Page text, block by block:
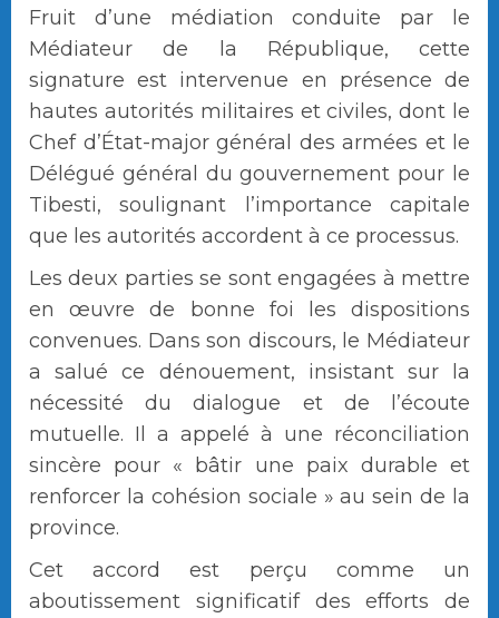
Fruit d’une médiation conduite par le
Médiateur de la République, cette
signature est intervenue en présence de
hautes autorités militaires et civiles, dont le
Chef d’État-major général des armées et le
Délégué général du gouvernement pour le
Tibesti, soulignant l’importance capitale
que les autorités accordent à ce processus.
Les deux parties se sont engagées à mettre
en œuvre de bonne foi les dispositions
convenues. Dans son discours, le Médiateur
a salué ce dénouement, insistant sur la
nécessité du dialogue et de l’écoute
mutuelle. Il a appelé à une réconciliation
sincère pour « bâtir une paix durable et
renforcer la cohésion sociale » au sein de la
province.
Cet accord est perçu comme un
aboutissement significatif des efforts de